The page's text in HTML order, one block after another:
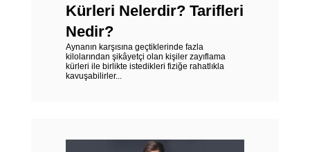
Kürleri Nelerdir? Tarifleri
Nedir?
Aynanın karşısına geçtiklerinde fazla
kilolarından şikâyetçi olan kişiler zayıflama
kürleri ile birlikte istedikleri fiziğe rahatlıkla
kavuşabilirler...